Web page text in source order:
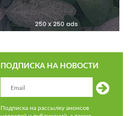
ПОДПИСКА НА НОВОСТИ
Подписка на рассылку анонсов